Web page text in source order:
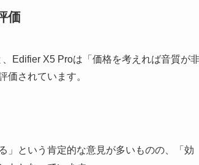
価
Edifier X5 Proは「価格を考えれば音質が
価されています。
」という肯定的な意見が多いものの、「効